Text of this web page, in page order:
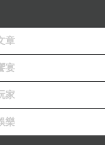
信願行。
章
宴
家
樂